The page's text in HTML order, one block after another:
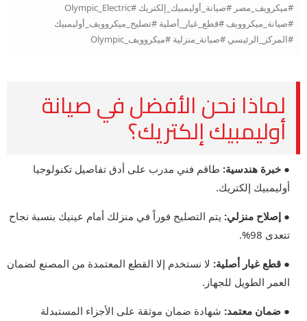
#ميكرويف_مصر #صيانة_أوليمبيك_إلكتريك #Olympic_Electric
#صيانة_ميكروويف #قطع_غيار_أصلية #تصليح_ميكروويف_أوليمبيك
#المركز_الرئيسي #صيانة_منزلية #ميكروويف_Olympic
لماذا نحن الأفضل في صيانة
أوليمبيك إلكتريك؟
● خبرة هندسية: طاقم فني مدرب على أدق تفاصيل تكنولوجيا
أوليمبيك إلكتريك.
● إصلاح منزلي: يتم التصليح فوراً في منزلك أمام عينيك بنسبة نجاح
تتعدى 98%.
● قطع غيار أصلية: لا نستخدم إلا القطع المعتمدة من المصنع لضمان
العمر الطويل للجهاز.
● ضمان معتمد: شهادة ضمان موثقة على الأجزاء المستبدلة